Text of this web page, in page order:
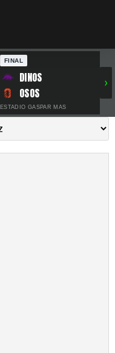
FINAL
DINOS
OSOS
ESTADIO GASPAR MAS
›